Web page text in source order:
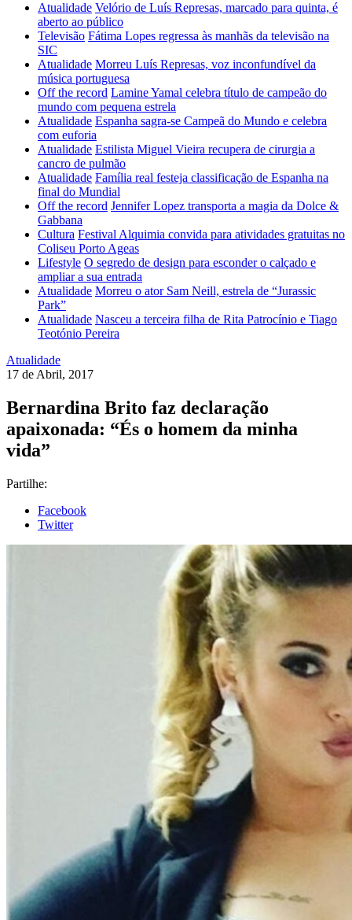
Atualidade Velório de Luís Represas, marcado para quinta, é
aberto ao público
Televisão Fátima Lopes regressa às manhãs da televisão na
SIC
Atualidade Morreu Luís Represas, voz inconfundível da
música portuguesa
Off the record Lamine Yamal celebra título de campeão do
mundo com pequena estrela
Atualidade Espanha sagra-se Campeã do Mundo e celebra
com euforia
Atualidade Estilista Miguel Vieira recupera de cirurgia a
cancro de pulmão
Atualidade Família real festeja classificação de Espanha na
final do Mundial
Off the record Jennifer Lopez transporta a magia da Dolce &
Gabbana
Cultura Festival Alquimia convida para atividades gratuitas no
Coliseu Porto Ageas
Lifestyle O segredo de design para esconder o calçado e
ampliar a sua entrada
Atualidade Morreu o ator Sam Neill, estrela de “Jurassic
Park”
Atualidade Nasceu a terceira filha de Rita Patrocínio e Tiago
Teotónio Pereira
Atualidade
17 de Abril, 2017
Bernardina Brito faz declaração
apaixonada: “És o homem da minha
vida”
Partilhe:
Facebook
Twitter